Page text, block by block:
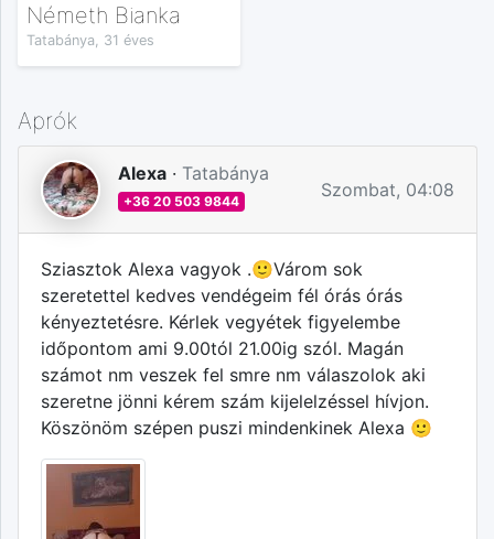
Németh Bianka
Tatabánya, 31 éves
Aprók
Alexa · Tatabánya
+36 20 503 9844
Szombat, 04:08
Sziasztok Alexa vagyok .🙂Várom sok
szeretettel kedves vendégeim fél órás órás
kényeztetésre. Kérlek vegyétek figyelembe
időpontom ami 9.00tól 21.00ig szól. Magán
számot nm veszek fel smre nm válaszolok aki
szeretne jönni kérem szám kijelelzéssel hívjon.
Köszönöm szépen puszi mindenkinek Alexa 🙂